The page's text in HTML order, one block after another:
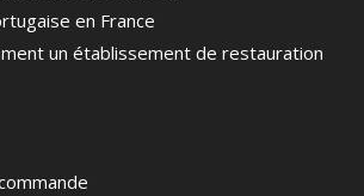
en France
un établissement de restauration